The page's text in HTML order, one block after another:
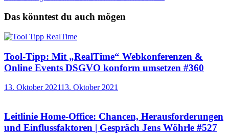
Das könntest du auch mögen
Tool-Tipp: Mit „RealTime“ Webkonferenzen &
Online Events DSGVO konform umsetzen #360
13. Oktober 202113. Oktober 2021
Leitlinie Home-Office: Chancen, Herausforderungen
und Einflussfaktoren | Gespräch Jens Wöhrle #527